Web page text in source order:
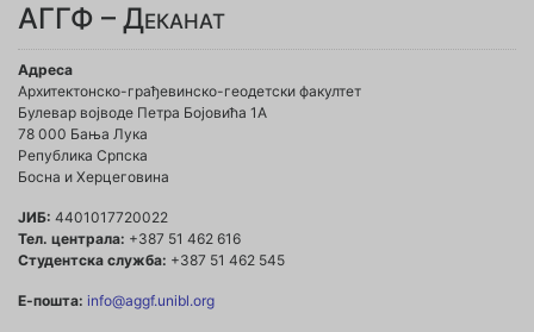
АГГФ – Деканат
Адреса
Архитектонско-грађевинско-геодетски факултет
Булевар војводе Петра Бојовића 1A
78 000 Бања Лука
Република Српска
Босна и Херцеговина
ЈИБ: 4401017720022
Тел. централа: +387 51 462 616
Студентска служба: +387 51 462 545
Е-пошта: info@aggf.unibl.org